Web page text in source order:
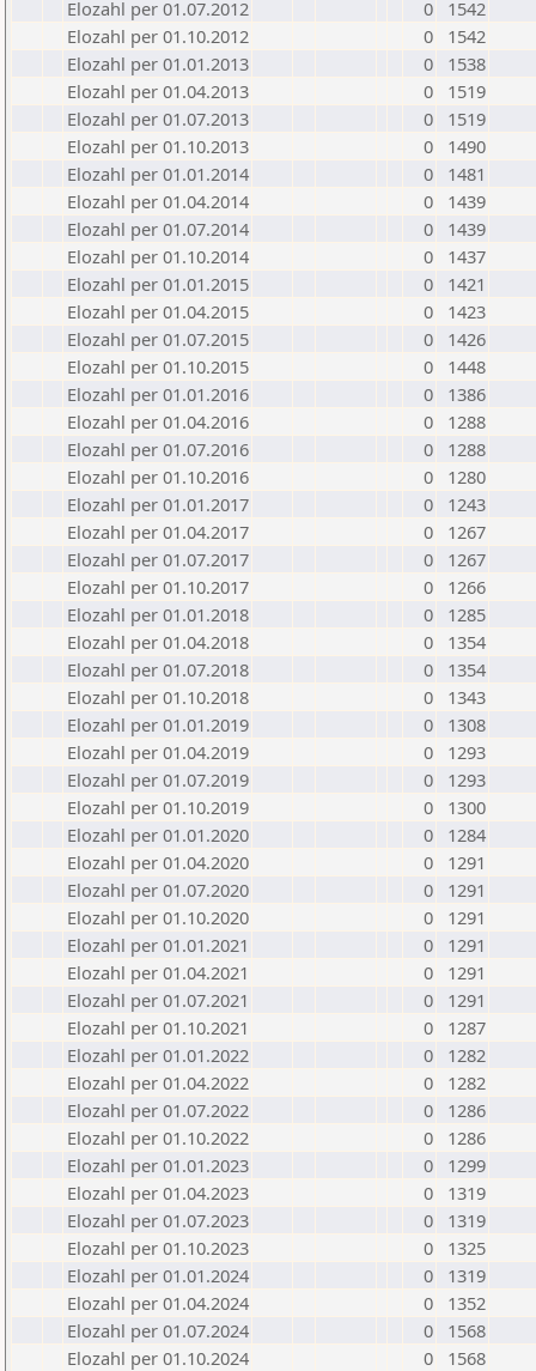
Elozahl per 01.07.2012
0
1542
Elozahl per 01.10.2012
0
1542
Elozahl per 01.01.2013
0
1538
Elozahl per 01.04.2013
0
1519
Elozahl per 01.07.2013
0
1519
Elozahl per 01.10.2013
0
1490
Elozahl per 01.01.2014
0
1481
Elozahl per 01.04.2014
0
1439
Elozahl per 01.07.2014
0
1439
Elozahl per 01.10.2014
0
1437
Elozahl per 01.01.2015
0
1421
Elozahl per 01.04.2015
0
1423
Elozahl per 01.07.2015
0
1426
Elozahl per 01.10.2015
0
1448
Elozahl per 01.01.2016
0
1386
Elozahl per 01.04.2016
0
1288
Elozahl per 01.07.2016
0
1288
Elozahl per 01.10.2016
0
1280
Elozahl per 01.01.2017
0
1243
Elozahl per 01.04.2017
0
1267
Elozahl per 01.07.2017
0
1267
Elozahl per 01.10.2017
0
1266
Elozahl per 01.01.2018
0
1285
Elozahl per 01.04.2018
0
1354
Elozahl per 01.07.2018
0
1354
Elozahl per 01.10.2018
0
1343
Elozahl per 01.01.2019
0
1308
Elozahl per 01.04.2019
0
1293
Elozahl per 01.07.2019
0
1293
Elozahl per 01.10.2019
0
1300
Elozahl per 01.01.2020
0
1284
Elozahl per 01.04.2020
0
1291
Elozahl per 01.07.2020
0
1291
Elozahl per 01.10.2020
0
1291
Elozahl per 01.01.2021
0
1291
Elozahl per 01.04.2021
0
1291
Elozahl per 01.07.2021
0
1291
Elozahl per 01.10.2021
0
1287
Elozahl per 01.01.2022
0
1282
Elozahl per 01.04.2022
0
1282
Elozahl per 01.07.2022
0
1286
Elozahl per 01.10.2022
0
1286
Elozahl per 01.01.2023
0
1299
Elozahl per 01.04.2023
0
1319
Elozahl per 01.07.2023
0
1319
Elozahl per 01.10.2023
0
1325
Elozahl per 01.01.2024
0
1319
Elozahl per 01.04.2024
0
1352
Elozahl per 01.07.2024
0
1568
Elozahl per 01.10.2024
0
1568